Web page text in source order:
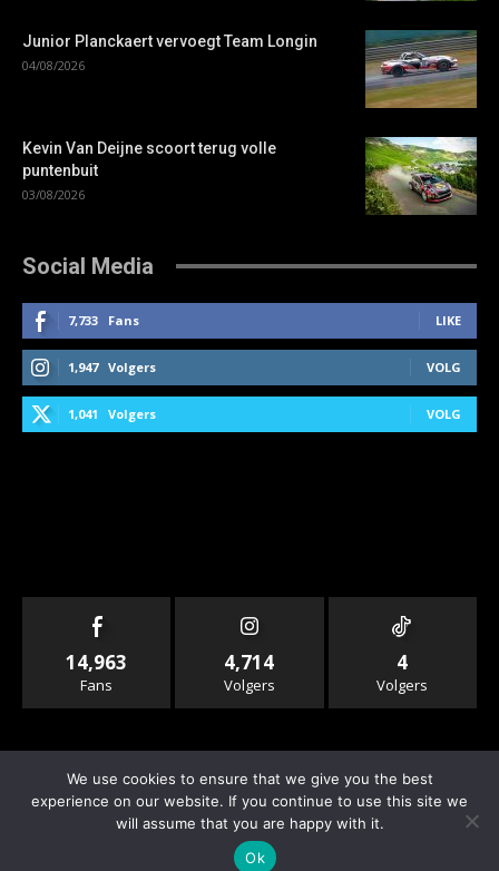
Junior Planckaert vervoegt Team Longin
04/08/2026
Kevin Van Deijne scoort terug volle
puntenbuit
03/08/2026
Social Media
7,733 Fans LIKE
1,947 Volgers VOLG
1,041 Volgers VOLG
14,963
Fans
4,714
Volgers
4
Volgers
We use cookies to ensure that we give you the best
experience on our website. If you continue to use this site we
will assume that you are happy with it.
Ok